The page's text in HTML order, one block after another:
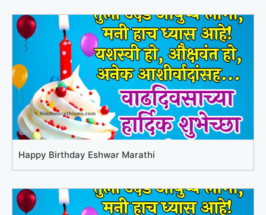
Happy Birthday Eshwar Marathi